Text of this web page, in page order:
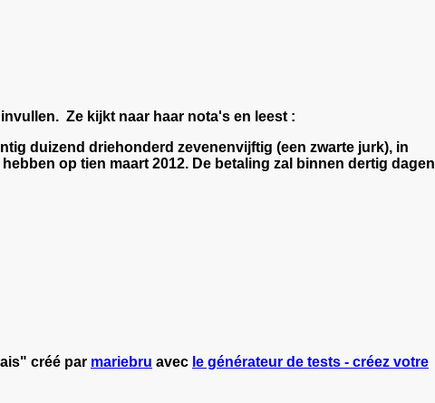
Ze kijkt naar haar nota's en leest :
duizend driehonderd zevenenvijftig (een zwarte jurk), in
op tien maart 2012. De betaling zal binnen dertig dagen
créé par mariebru avec le générateur de tests - créez votre